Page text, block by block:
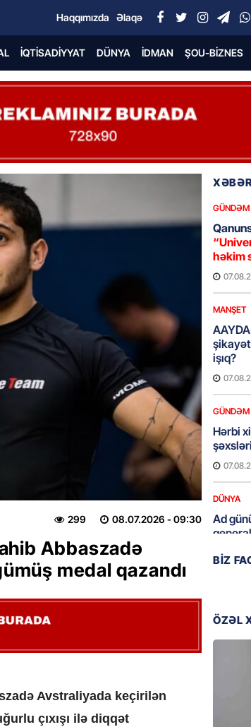
Haqqımızda Əlaqə
İQTISADIYYAT DÜNYA İDMAN ŞOU-BIZNES
08.07.2026 - 09:30
299
Abbaszadə
medal qazandı
Avstraliyada keçirilən
çıxışı ilə diqqət
GÜNDƏM
həkim
MANŞET
şikayət
işıq?
GÜNDƏM
Hərbi
DÜNYA
Ad
bağlı
Çin
BIZ
ÖZƏL